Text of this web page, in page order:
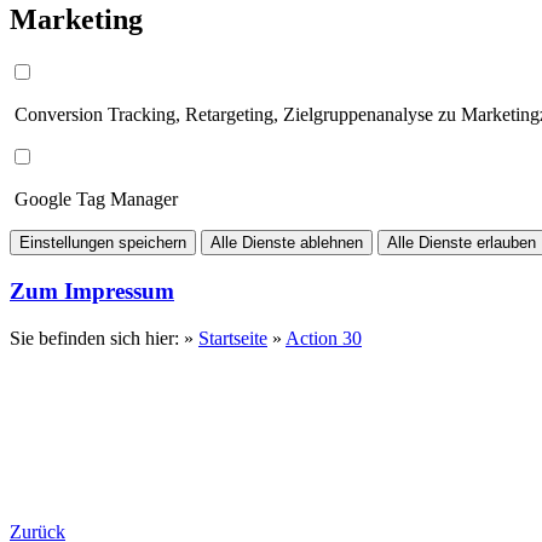
Marketing
Conversion Tracking, Retargeting, Zielgruppenanalyse zu
Google Tag Manager
Einstellungen speichern Alle Dienste ablehnen Alle Dienste erlauben
Zum Impressum
Sie befinden sich hier: » Startseite » Action 30
Zurück